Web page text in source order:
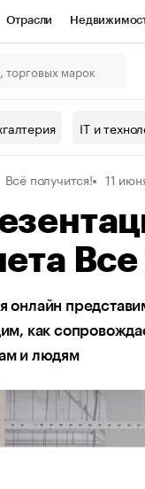
Отрасли
Проверка
IT и
Всё получится! 11
онлайн
как
и людям